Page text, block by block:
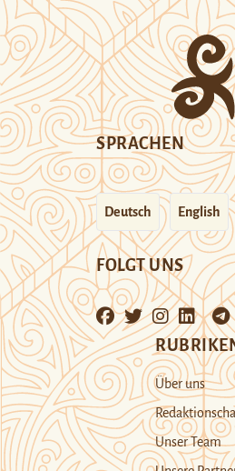
SPRACHEN
Deutsch English
FOLGT UNS
Über uns
Unser Team